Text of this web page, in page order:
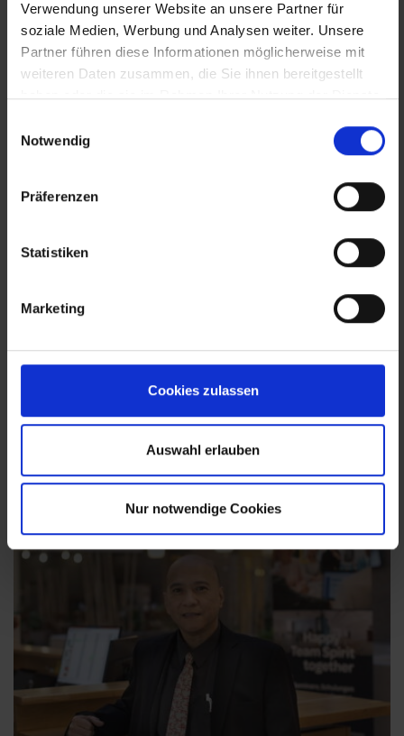
Verwendung unserer Website an unsere Partner für
soziale Medien, Werbung und Analysen weiter. Unsere
Partner führen diese Informationen möglicherweise mit
weiteren Daten zusammen, die Sie ihnen bereitgestellt
haben oder die sie im Rahmen Ihrer Nutzung der Dienste
Notwendig
Präferenzen
Statistiken
Marketing
Cookies zulassen
Auswahl erlauben
Nur notwendige Cookies
„Ich musste extrem sparsam